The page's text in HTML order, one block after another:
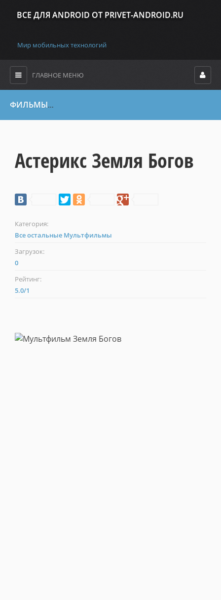
ВСЕ ДЛЯ ANDROID ОТ PRIVET-ANDROID.RU
Мир мобильных технологий
ГЛАВНОЕ МЕНЮ
ФИЛЬМЫ
Астерикс Земля Богов
Категория:
Все остальные Мультфильмы
Загрузок:
0
Рейтинг:
5.0/1